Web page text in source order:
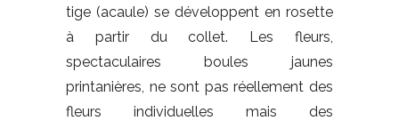
tige (acaule) se développent en rosette
à partir du collet. Les fleurs,
spectaculaires boules jaunes
printanières, ne sont pas réellement des
fleurs individuelles mais des